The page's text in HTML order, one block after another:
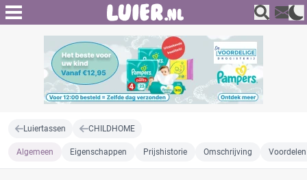
Luiertassen CHILDHOME
Algemeen Eigenschappen Prijshistorie Omschrijving